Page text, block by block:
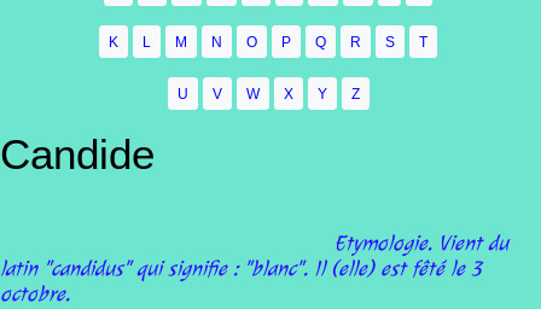
K L M N O P Q R S T
U V W X Y Z
Candide
Etymologie. Vient du
latin "candidus" qui signifie : "blanc". Il (elle) est fêté le 3
octobre.